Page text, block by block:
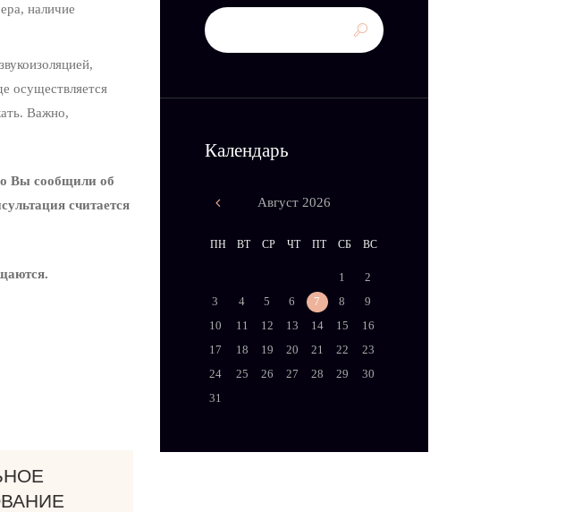
наличие
осуществляется
Важно,
Вы сообщили об
считается
Календарь
Август 2026
ПН ВТ СР ЧТ ПТ СБ ВС
1
2
3
4 5 6 7 8
9
10
11 12 13 14 15
16
17
18 19 20 21 22
23
24
25 26 27 28 29
30
31